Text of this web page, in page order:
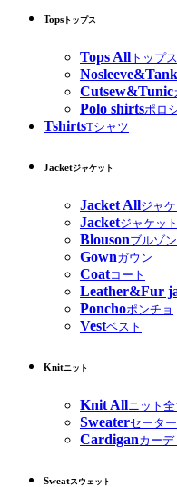
Tops トップス
Tops All トップ
Cutsew&Tunic
Polo shirtsポロ
TshirtsTシャツ
Jacketジャケット
Jacket Allジャ
Jacketジャケット
Blousonブルゾン
Gownガウン
Coatコート
Leather&Fur
Ponchoポンチョ
Vestベスト
Knitニット
Knit Allニット全
Sweaterセーター
Cardiganカーデ
Sweatスウェット